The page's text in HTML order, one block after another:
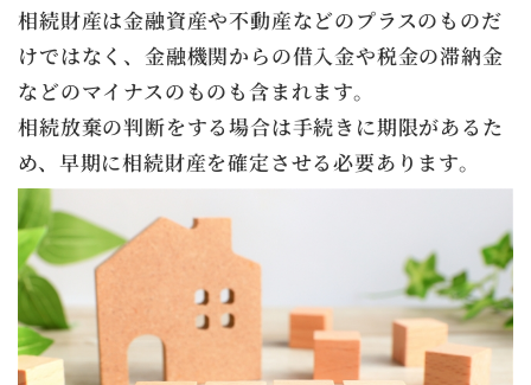
相続財産は金融資産や不動産などのプラスのものだ
けではなく、金融機関からの借入金や税金の滞納金
などのマイナスのものも含まれます。
相続放棄の判断をする場合は手続きに期限があるた
め、早期に相続財産を確定させる必要あります。